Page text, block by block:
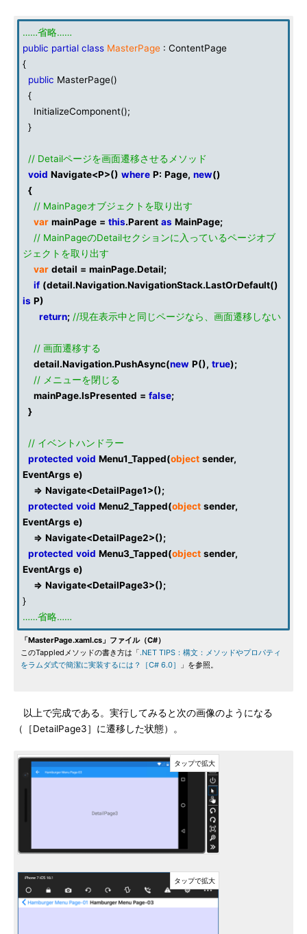
……省略……
public partial class MasterPage : ContentPage
{
public MasterPage()
{
InitializeComponent();
}
// Detailページを画面遷移させるメソッド
void Navigate<P>() where P: Page, new()
{
// MainPageオブジェクトを取り出す
var mainPage = this.Parent as MainPage;
// MainPageのDetailセクションに入っているページオブ
ジェクトを取り出す
var detail = mainPage.Detail;
if (detail.Navigation.NavigationStack.LastOrDefault()
is P)
return; //現在表示中と同じページなら、画面遷移しない
// 画面遷移する
detail.Navigation.PushAsync(new P(), true);
// メニューを閉じる
mainPage.IsPresented = false;
}
// イベントハンドラー
protected void Menu1_Tapped(object sender,
EventArgs e)
=> Navigate<DetailPage1>();
protected void Menu2_Tapped(object sender,
EventArgs e)
=> Navigate<DetailPage2>();
protected void Menu3_Tapped(object sender,
EventArgs e)
=> Navigate<DetailPage3>();
}
……省略……
「MasterPage.xaml.cs」ファイル（C#）
このTappledメソッドの書き方は「.NET TIPS：構文：メソッドやプロパティ
をラムダ式で簡潔に実装するには？［C# 6.0］
」を参照。
以上で完成である。実行してみると次の画像のようになる
（［DetailPage3］に遷移した状態）。